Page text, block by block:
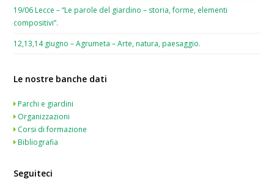
19/06 Lecce – “Le parole del giardino – storia, forme, elementi
compositivi”.
12,13,14 giugno – Agrumeta – Arte, natura, paesaggio.
Le nostre banche dati
Parchi e giardini
Organizzazioni
Corsi di formazione
Bibliografia
Seguiteci